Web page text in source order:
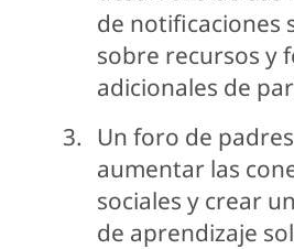
de notificaciones
sobre recursos y
adicionales de
Un foro de
aumentar las
sociales y crear
de aprendizaje